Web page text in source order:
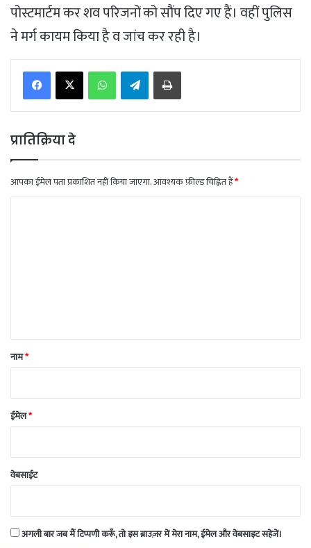
पोस्टमार्टम कर शव परिजनों को सौंप दिए गए हैं। वहीं पुलिस
ने मर्ग कायम किया है व जांच कर रही है।
Telegram
प्रातिक्रिया दे
आपका ईमेल पता प्रकाशित नहीं किया जाएगा.आवश्यक फ़ील्ड चिह्नित हैं*
नाम*
ईमेल*
वेबसाईट
अगली बार जब मैं टिप्पणी करूँ, तो इस ब्राउज़र में मेरा नाम, ईमेल और वेबसाइट सहेजें।